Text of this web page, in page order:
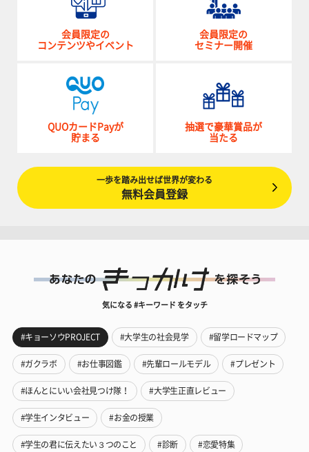
会員限定の
コンテンツやイベント
会員限定の
セミナー開催
QUOカードPayが
貯まる
抽選で豪華賞品が
当たる
一歩を踏み出せば世界が変わる
無料会員登録
気になる #キーワード をタッチ
#キョーソウPROJECT #大学生の社会見学 #留学ロードマップ
#ガクラボ #お仕事図鑑 #先輩ロールモデル #プレゼント
#ほんとにいい会社見つけ隊！ #大学生正直レビュー
#学生インタビュー #お金の授業
#学生の君に伝えたい３つのこと #診断 #恋愛特集